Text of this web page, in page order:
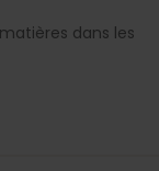
dans les